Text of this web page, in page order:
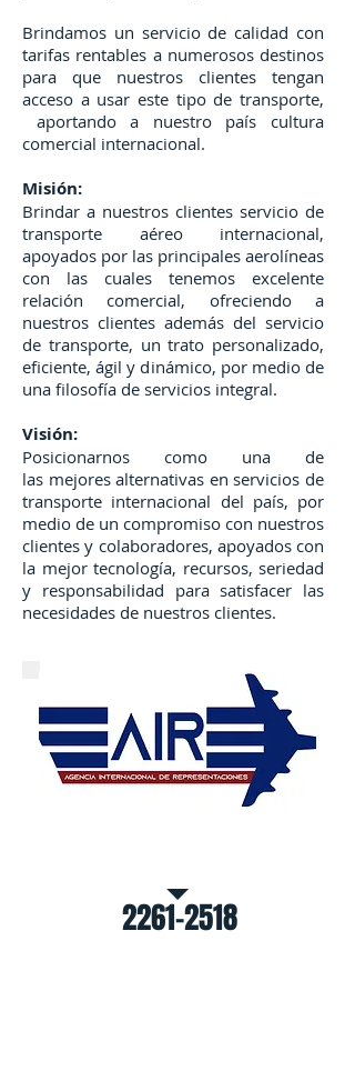
Brindamos un servicio de calidad con
tarifas rentables a numerosos destinos
para que nuestros clientes tengan
acceso a usar este tipo de transporte,
aportando a nuestro país cultura
comercial internacional.
Misión:
Brindar a nuestros clientes servicio de
transporte aéreo internacional,
apoyados por las principales aerolíneas
con las cuales tenemos excelente
relación comercial, ofreciendo a
nuestros clientes además del servicio
de transporte, un trato personalizado,
eficiente, ágil y dinámico, por medio de
una filosofía de servicios integral.
Visión:
Posicionarnos como una de
las mejores alternativas en servicios de
transporte internacional del país, por
medio de un compromiso con nuestros
clientes y colaboradores, apoyados con
la mejor tecnología, recursos, seriedad
y responsabilidad para satisfacer las
necesidades de nuestros clientes.
2261-2518